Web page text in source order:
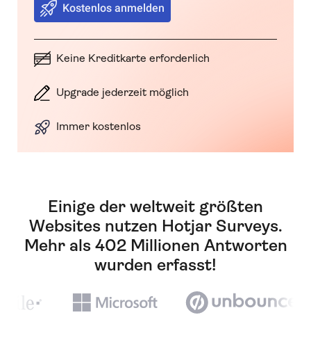
Kostenlos anmelden
Keine Kreditkarte erforderlich
Upgrade jederzeit möglich
Immer kostenlos
Einige der weltweit größten
Websites nutzen Hotjar Surveys.
Mehr als 402 Millionen Antworten
wurden erfasst!